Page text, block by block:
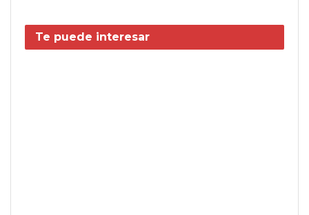
Te puede interesar